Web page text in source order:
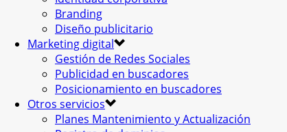
Branding
Diseño publicitario
Marketing digital
Gestión de Redes Sociales
Publicidad en buscadores
Posicionamiento en buscadores
Otros servicios
Planes Mantenimiento y Actualización